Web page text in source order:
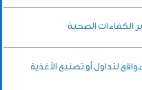
الكفاءات الصحية
لتداول أو تصنيع الأغذية